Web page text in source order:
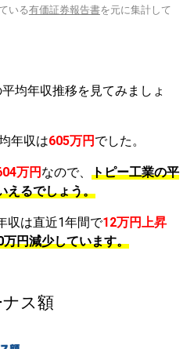
いる有価証券報告書を元に集計して
均年収推移を見てみましょ
年収は605万円 でした。
万円 なので、 トピー工業の平
えるでしょう。
収は直近1年間で12万円上昇
万円減少しています。
ナス額